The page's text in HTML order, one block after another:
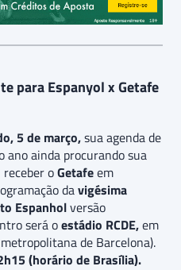
para Espanyol x Getafe
5 de março,sua agenda de
ano ainda procurando sua
oGetafeem
davigésima
Espanholversão
será oestádio RCDE,em
de Barcelona).
(horário de Brasília).